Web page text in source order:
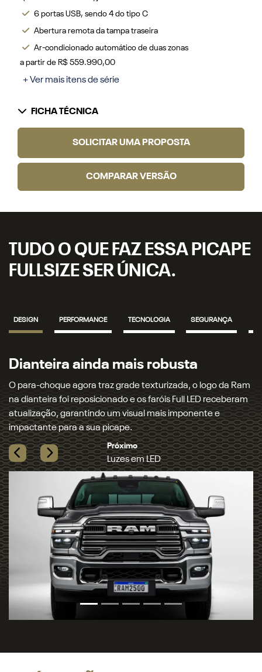
6 portas USB, sendo 4 do tipo C
Abertura remota da tampa traseira
Ar-condicionado automático de duas zonas
a partir de R$ 559.990,00
+ Ver mais itens de série
FICHA TÉCNICA
SOLICITAR UMA PROPOSTA
COMPARAR VERSÃO
TUDO O QUE FAZ ESSA PICAPE
FULLSIZE SER ÚNICA.
DESIGN PERFORMANCE TECNOLOGIA SEGURANÇA
o logo da Ram
LED receberam
e
Luzes em LED
A Ram 2500 chega com assinatura luminosa,
lanternas totalmente em LED, incluindo luzes
de neblina, setas dianteiras, traseiras e até
retrovisor. Para completar, os faróis oferecem
comutação automática, garantindo mais
Previous Next